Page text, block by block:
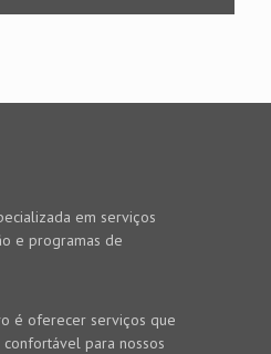
em serviços
e programas de
é oferecer serviços que
para nossos